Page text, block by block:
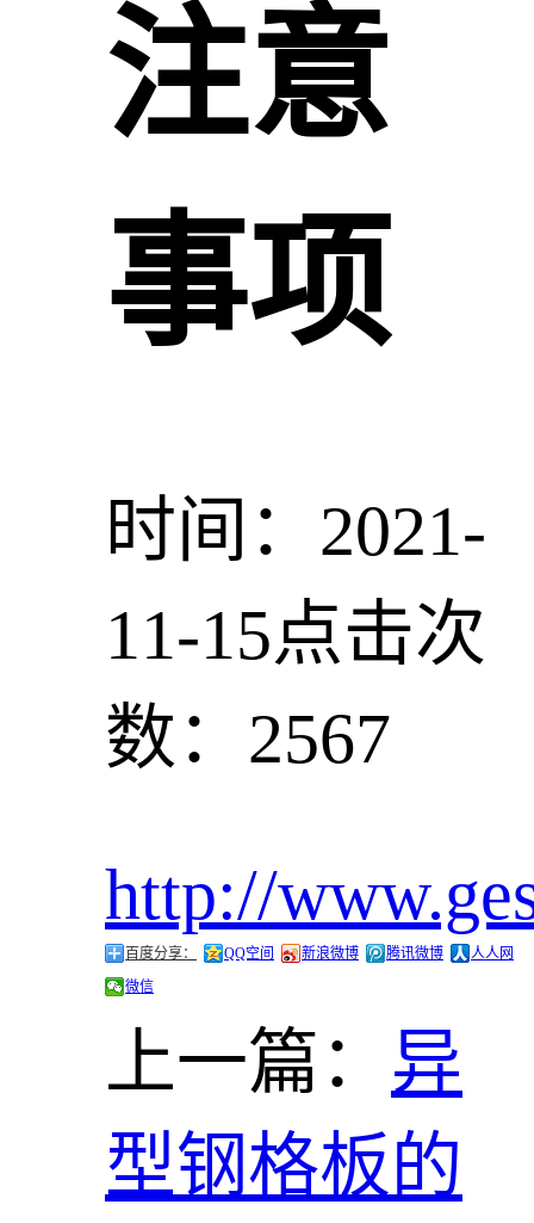
注意
事项
时间：2021-
11-15点击次
数：2567
http://
百度分享： QQ空间 新浪微博 腾讯微博
人人网
微信
上一篇： 异
型钢格板的